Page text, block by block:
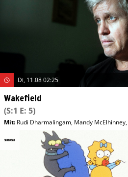
Di, 11.08 02:25
Wakefield
(S:1 E: 5)
Mit: Rudi Dharmalingam, Mandy McElhinney,